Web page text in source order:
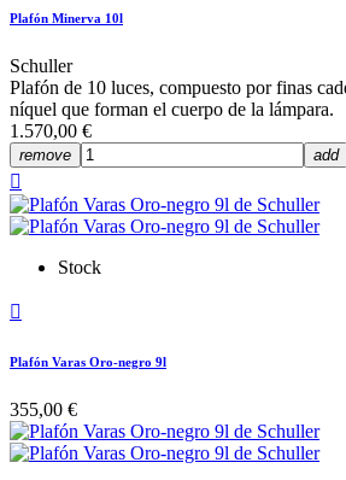
Plafón Minerva 10l
Schuller
Plafón de 10 luces, compuesto por finas
níquel que forman el cuerpo de la lámpara.
1.570,00 €
remove add

Stock

Plafón Varas Oro-negro 9l
355,00 €